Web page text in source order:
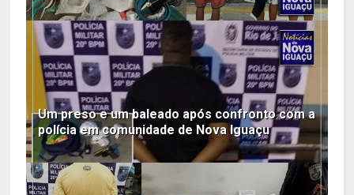
Um preso e um baleado após confronto com a
polícia em comunidade de Nova Iguaçu